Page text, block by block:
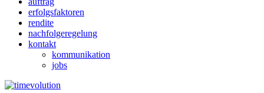
erfolgsfaktoren
rendite
nachfolgeregelung
kontakt
kommunikation
jobs